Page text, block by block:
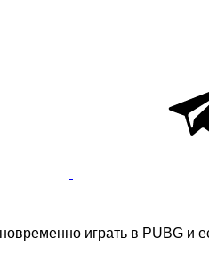
играть в PUBG и